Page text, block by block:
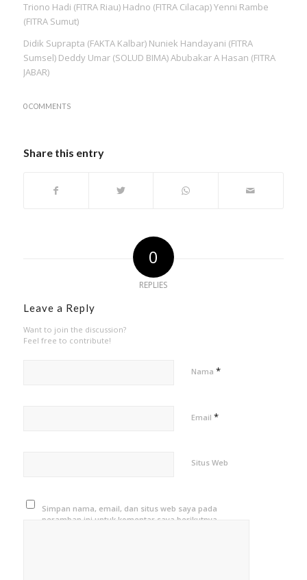
Triono Hadi (FITRA Riau) Hadno (FITRA Cilacap) Yenni Rambe
(FITRA Sumut)
Didik Suprapta (FAKTA Kalbar) Nuniek Handayani (FITRA
Sumsel) Deddy Umar (SOLUD BIMA) Abubakar A Hasan (FITRA
JABAR)
0 COMMENTS
Share this entry
0
REPLIES
Leave a Reply
Want to join the discussion?
Feel free to contribute!
Nama *
Email *
Situs Web
Simpan nama, email, dan situs web saya pada
peramban ini untuk komentar saya berikutnya.